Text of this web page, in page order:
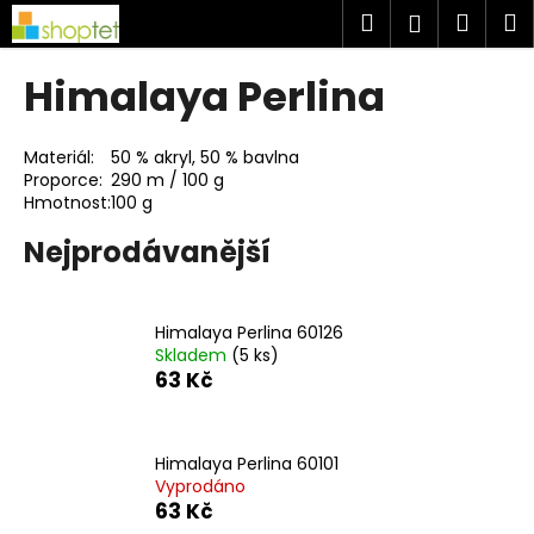
Přejít
na
obsah
Hledat
Himalaya Perlina
Materiál:
50 % akryl, 50 % bavlna
Proporce: 290 m / 100 g
Hmotnost:100 g
Nejprodávanější
Himalaya Perlina 60126
Skladem (5 ks)
63 Kč
Himalaya Perlina 60101
Vyprodáno
63 Kč
K
o
o
p
t